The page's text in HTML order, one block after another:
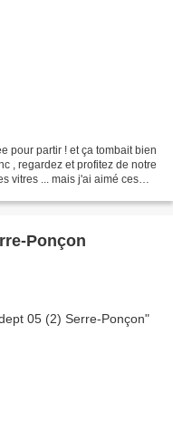
pour partir ! et ça tombait bien
, regardez et profitez de notre
vitres ... mais j'ai aimé ces
Ponçon